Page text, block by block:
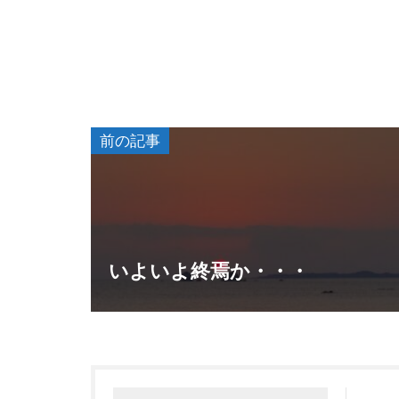
前の記事
いよいよ終焉か・・・